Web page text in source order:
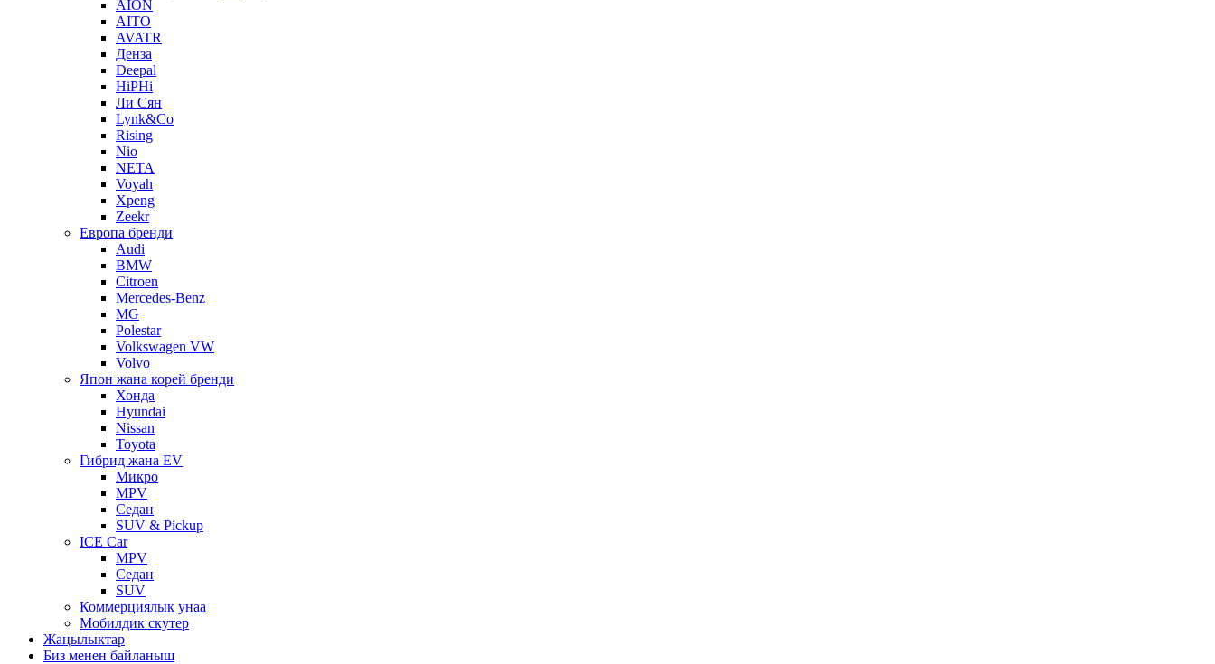
AION
AITO
AVATR
Денза
Deepal
HiPHi
Ли Сян
Lynk&Co
Rising
Nio
NETA
Voyah
Xpeng
Zeekr
Европа бренди
Audi
BMW
Citroen
Mercedes-Benz
MG
Polestar
Volkswagen VW
Volvo
Япон жана корей бренди
Хонда
Hyundai
Nissan
Toyota
Гибрид жана EV
Микро
MPV
Седан
SUV & Pickup
ICE Car
MPV
Седан
SUV
Коммерциялык унаа
Мобилдик скутер
Жаңылыктар
Биз менен байланыш